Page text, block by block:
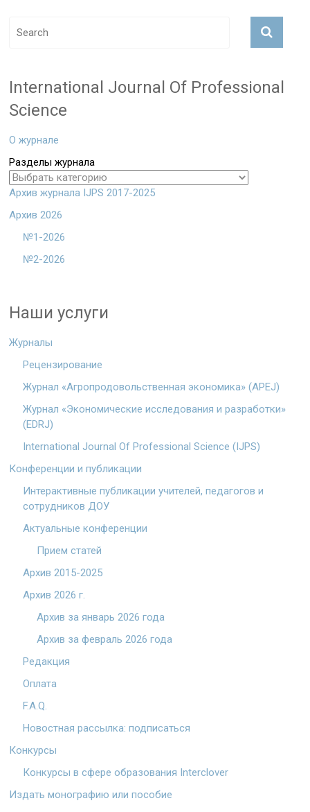
International Journal Of Professional
Science
О журнале
Разделы журнала
Архив журнала IJPS 2017-2025
Архив 2026
№1-2026
№2-2026
Наши услуги
Журналы
Рецензирование
Журнал «Агропродовольственная экономика» (APEJ)
Журнал «Экономические исследования и разработки»
(EDRJ)
International Journal Of Professional Science (IJPS)
Конференции и публикации
Интерактивные публикации учителей, педагогов и
сотрудников ДОУ
Актуальные конференции
Прием статей
Архив 2015-2025
Архив 2026 г.
Архив за январь 2026 года
Архив за февраль 2026 года
Редакция
Оплата
F.A.Q.
Новостная рассылка: подписаться
Конкурсы
Конкурсы в сфере образования Interclover
Издать монографию или пособие